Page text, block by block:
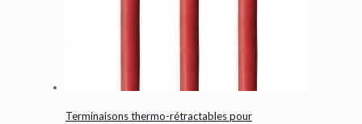
Terminaisons thermo-rétractables pour